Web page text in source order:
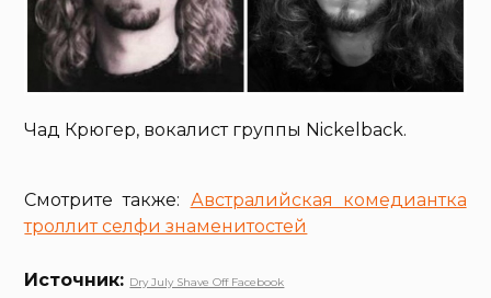
Чад Крюгер, вокалист группы Nickelback.
Смотрите также: Австралийская комедиантка
троллит селфи знаменитостей
Источник: Dry July Shave Off Facebook